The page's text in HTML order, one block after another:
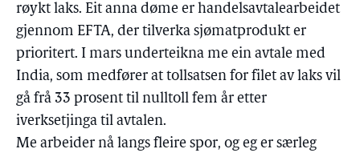
røykt laks. Eit anna døme er handelsavtalearbeidet
gjennom EFTA, der tilverka sjømatprodukt er
prioritert. I mars underteikna me ein avtale med
India, som medfører at tollsatsen for filet av laks vil
gå frå 33 prosent til nulltoll fem år etter
iverksetjinga til avtalen.
Me arbeider nå langs fleire spor, og eg er særleg